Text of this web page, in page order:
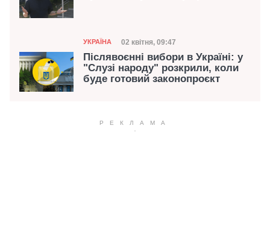
Категорія
УКРАЇНА Дата публікації
02 квітня, 09:47
Післявоєнні вибори в Україні: у
"Слузі народу" розкрили, коли
буде готовий законопроєкт